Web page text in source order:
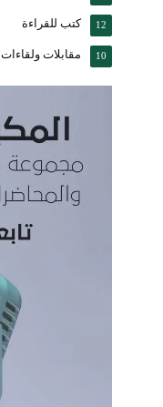
كتب للقراءة 12
مقابلات ولقاءات 10